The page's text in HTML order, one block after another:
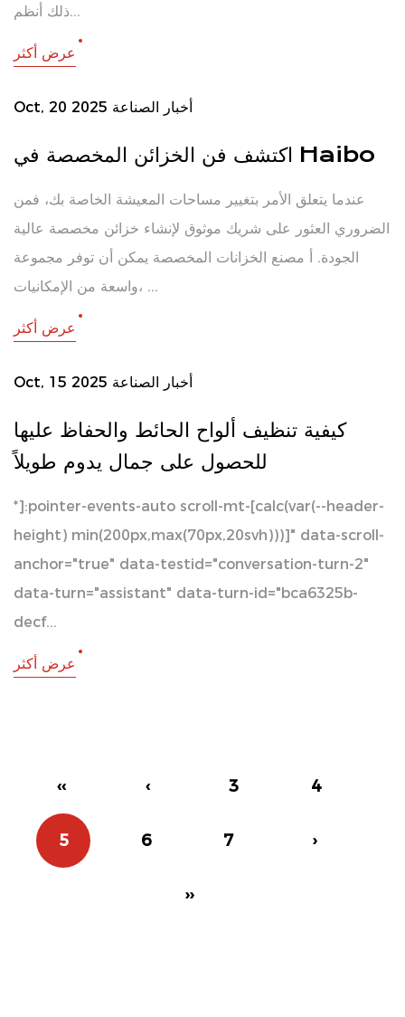
ذلك أنظم...
عرض أكثر
Oct, 20 2025 أخبار الصناعة
اكتشف فن الخزائن المخصصة في Haibo
عندما يتعلق الأمر بتغيير مساحات المعيشة الخاصة بك، فمن
الضروري العثور على شريك موثوق لإنشاء خزائن مخصصة عالية
الجودة. أ مصنع الخزانات المخصصة يمكن أن توفر مجموعة
واسعة من الإمكانيات، ...
عرض أكثر
Oct, 15 2025 أخبار الصناعة
كيفية تنظيف ألواح الحائط والحفاظ عليها
للحصول على جمال يدوم طويلاً
*]:pointer-events-auto scroll-mt-[calc(var(--header-
height) min(200px,max(70px,20svh)))]" data-scroll-
anchor="true" data-testid="conversation-turn-2"
data-turn="assistant" data-turn-id="bca6325b-
decf...
عرض أكثر
‹‹ ‹ 3 4
5 6 7 ›
››